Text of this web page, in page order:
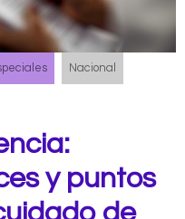
Nacional
y puntos